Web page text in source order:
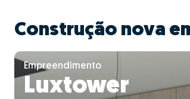
Construção nova
Empreendimento
Luxtower